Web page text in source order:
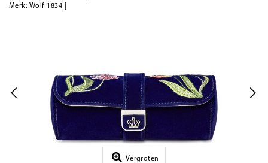
Merk: Wolf 1834
Vergroten